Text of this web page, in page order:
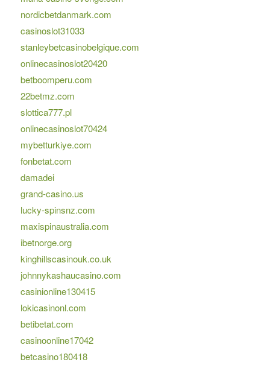
nordicbetdanmark.com
casinoslot31033
stanleybetcasinobelgique.com
onlinecasinoslot20420
betboomperu.com
22betmz.com
slottica777.pl
onlinecasinoslot70424
mybetturkiye.com
fonbetat.com
damadei
grand-casino.us
lucky-spinsnz.com
maxispinaustralia.com
ibetnorge.org
kinghillscasinouk.co.uk
johnnykashaucasino.com
casinionline130415
lokicasinonl.com
betibetat.com
casinoonline17042
betcasino180418